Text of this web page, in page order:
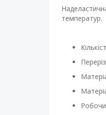
температур.